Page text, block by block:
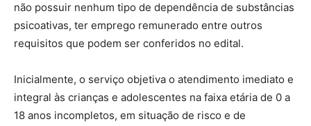
não possuir nenhum tipo de dependência de substâncias
psicoativas, ter emprego remunerado entre outros
requisitos que podem ser conferidos no edital.
Inicialmente, o serviço objetiva o atendimento imediato e
integral às crianças e adolescentes na faixa etária de 0 a
18 anos incompletos, em situação de risco e de